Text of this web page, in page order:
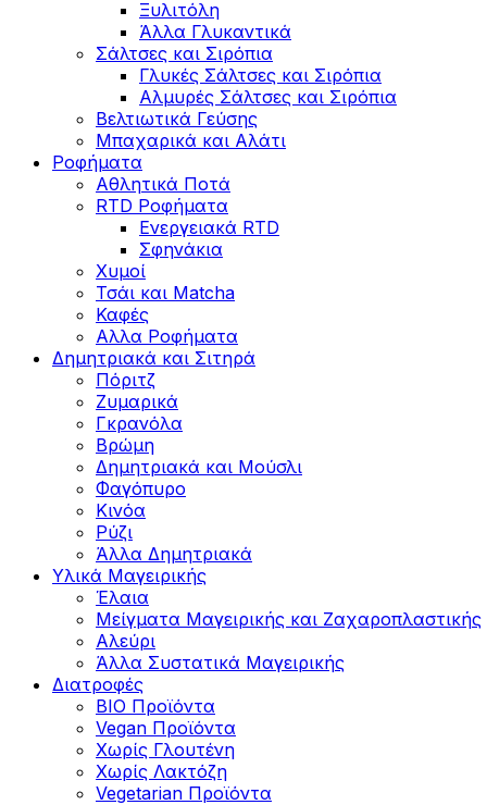
Ξυλιτόλη
Άλλα Γλυκαντικά
Σάλτσες και Σιρόπια
Γλυκές Σάλτσες και Σιρόπια
Αλμυρές Σάλτσες και Σιρόπια
Bελτιωτικά Γεύσης
Μπαχαρικά και Αλάτι
Ροφήματα
Αθλητικά Ποτά
RTD Ροφήματα
Ενεργειακά RTD
Σφηνάκια
Χυμοί
Τσάι και Matcha
Καφές
Αλλα Ροφήματα
Δημητριακά και Σιτηρά
Πόριτζ
Ζυμαρικά
Γκρανόλα
Βρώμη
Δημητριακά και Μούσλι
Φαγόπυρο
Κινόα
Ρύζι
Άλλα Δημητριακά
Υλικά Μαγειρικής
Έλαια
Μείγματα Μαγειρικής και Ζαχαροπλαστικής
Αλεύρι
Άλλα Συστατικά Μαγειρικής
Διατροφές
BIO Προϊόντα
Vegan Προϊόντα
Χωρίς Γλουτένη
Χωρίς Λακτόζη
Vegetarian Προϊόντα